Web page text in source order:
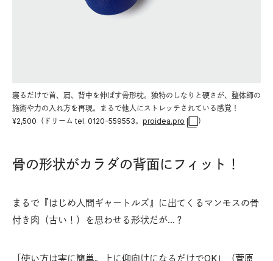
寝るだけで首、肩、背中を伸ばす骨形枕。独特のしなりと硬さが、整体師の
施術や力の入れ方を再現。まるで他人にストレッチされている感覚！
¥2,500（ドリーム tel. 0120-559553。 proidea.pro ）
骨の形状がカラダの背面にフィット！
まるで『はじめ人間ギャートルズ』に出てくるマンモスの骨
付き肉（古い！）を思わせる形状だが…？
「使い方は実に簡単。上に仰向けになるだけでOK」（菅原